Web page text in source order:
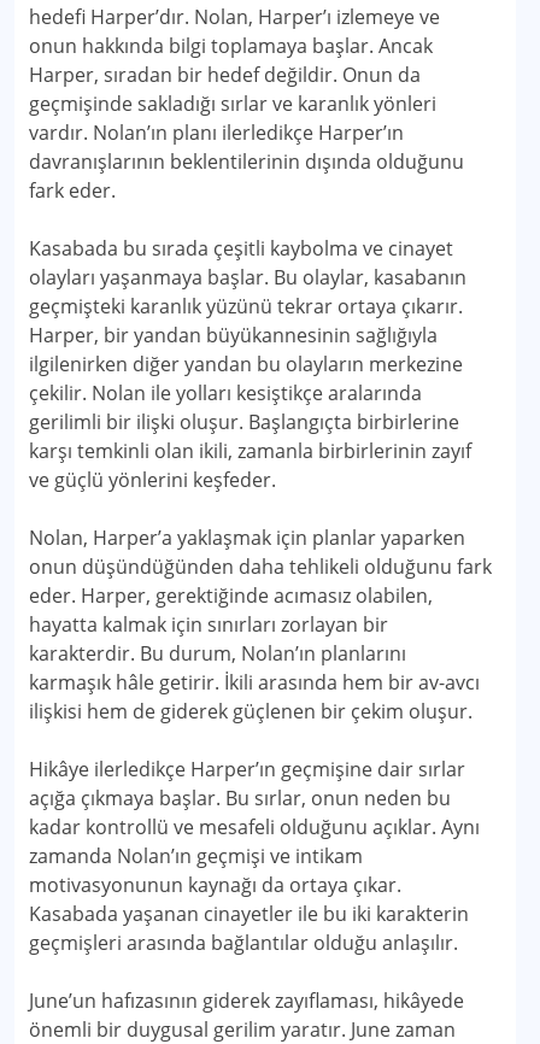
hedefi Harper’dır. Nolan, Harper’ı izlemeye ve
onun hakkında bilgi toplamaya başlar. Ancak
Harper, sıradan bir hedef değildir. Onun da
geçmişinde sakladığı sırlar ve karanlık yönleri
vardır. Nolan’ın planı ilerledikçe Harper’ın
davranışlarının beklentilerinin dışında olduğunu
fark eder.
Kasabada bu sırada çeşitli kaybolma ve cinayet
olayları yaşanmaya başlar. Bu olaylar, kasabanın
geçmişteki karanlık yüzünü tekrar ortaya çıkarır.
Harper, bir yandan büyükannesinin sağlığıyla
ilgilenirken diğer yandan bu olayların merkezine
çekilir. Nolan ile yolları kesiştikçe aralarında
gerilimli bir ilişki oluşur. Başlangıçta birbirlerine
karşı temkinli olan ikili, zamanla birbirlerinin zayıf
ve güçlü yönlerini keşfeder.
Nolan, Harper’a yaklaşmak için planlar yaparken
onun düşündüğünden daha tehlikeli olduğunu fark
eder. Harper, gerektiğinde acımasız olabilen,
hayatta kalmak için sınırları zorlayan bir
karakterdir. Bu durum, Nolan’ın planlarını
karmaşık hâle getirir. İkili arasında hem bir av-avcı
ilişkisi hem de giderek güçlenen bir çekim oluşur.
Hikâye ilerledikçe Harper’ın geçmişine dair sırlar
açığa çıkmaya başlar. Bu sırlar, onun neden bu
kadar kontrollü ve mesafeli olduğunu açıklar. Aynı
zamanda Nolan’ın geçmişi ve intikam
motivasyonunun kaynağı da ortaya çıkar.
Kasabada yaşanan cinayetler ile bu iki karakterin
geçmişleri arasında bağlantılar olduğu anlaşılır.
June’un hafızasının giderek zayıflaması, hikâyede
önemli bir duygusal gerilim yaratır. June zaman